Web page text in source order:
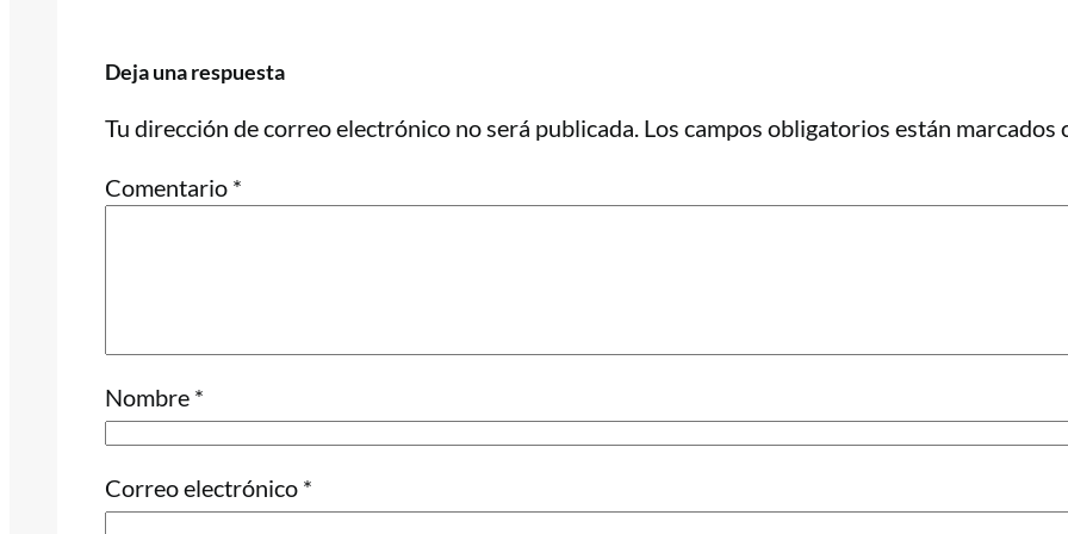
Deja una respuesta
Tu dirección de correo electrónico no será publicada. Los campos obligatorios están marcados
Comentario *
Nombre *
Correo electrónico *